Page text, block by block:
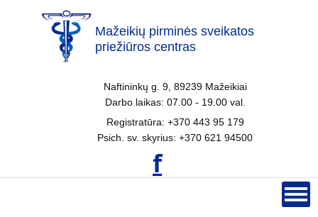
Mažeikių pirminės sveikatos
priežiūros centras
Naftininkų g. 9, 89239 Mažeikiai
Darbo laikas: 07.00 - 19.00 val.
Registratūra: +370 443 95 179
Psich. sv. skyrius: +370 621 94500
f